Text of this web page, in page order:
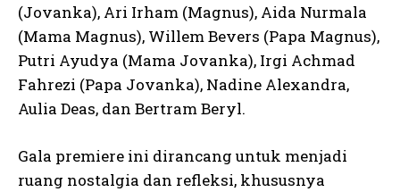
(Jovanka), Ari Irham (Magnus), Aida Nurmala
(Mama Magnus), Willem Bevers (Papa Magnus),
Putri Ayudya (Mama Jovanka), Irgi Achmad
Fahrezi (Papa Jovanka), Nadine Alexandra,
Aulia Deas, dan Bertram Beryl.
Gala premiere ini dirancang untuk menjadi
ruang nostalgia dan refleksi, khususnya